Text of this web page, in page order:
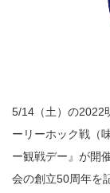
5/14（土）の2022
ーリーホック戦（
ー観戦デー』が開
会の創立50周年を